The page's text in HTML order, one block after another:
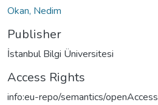
Okan, Nedim
Publisher
İstanbul Bilgi Üniversitesi
Access Rights
info:eu-repo/semantics/openAccess